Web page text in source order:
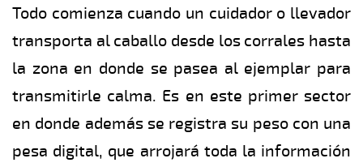
Todo comienza cuando un cuidador o llevador
transporta al caballo desde los corrales hasta
la zona en donde se pasea al ejemplar para
transmitirle calma. Es en este primer sector
en donde además se registra su peso con una
pesa digital, que arrojará toda la información